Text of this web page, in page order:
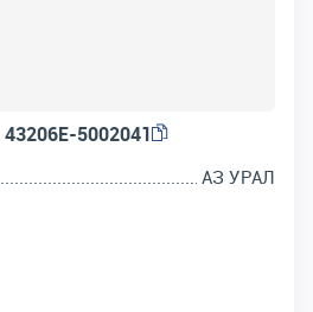
43206Е-5002041
АЗ УРАЛ